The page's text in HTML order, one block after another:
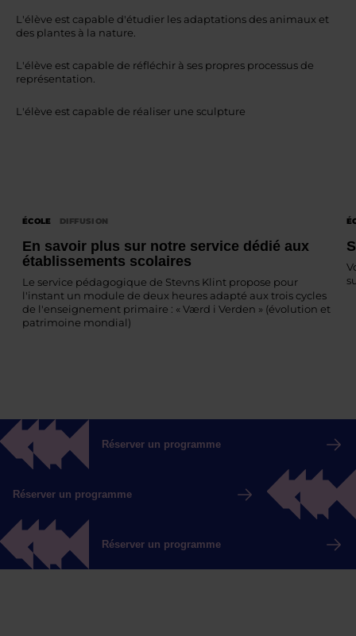
L'élève est capable d'étudier les adaptations des animaux et
des plantes à la nature.
L'élève est capable de réfléchir à ses propres processus de
représentation.
L'élève est capable de réaliser une sculpture
ÉCOLE DIFFUSION
En savoir plus sur notre service dédié aux
établissements scolaires
Le service pédagogique de Stevns Klint propose pour
l'instant un module de deux heures adapté aux trois cycles
de l'enseignement primaire : « Værd i Verden » (évolution et
patrimoine mondial)
Réserver un programme
Réserver un programme
Réserver un programme